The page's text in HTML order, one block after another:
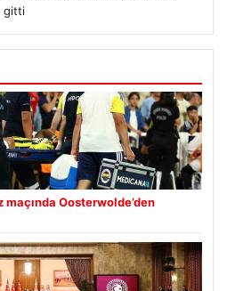
gitti
maçında Oosterwolde’den